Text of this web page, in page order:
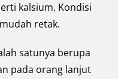
kalsium. Kondisi
retak.
satunya berupa
pada orang lanjut